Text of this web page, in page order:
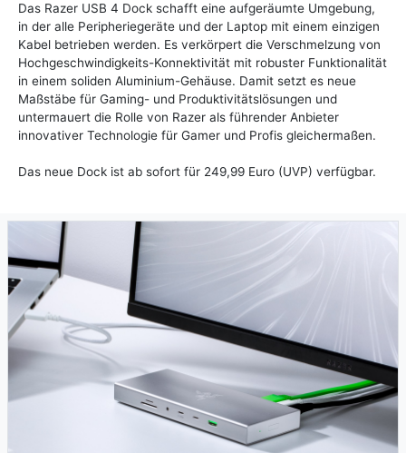
Das Razer USB 4 Dock schafft eine aufgeräumte Umgebung,
in der alle Peripheriegeräte und der Laptop mit einem einzigen
Kabel betrieben werden. Es verkörpert die Verschmelzung von
Hochgeschwindigkeits-Konnektivität mit robuster Funktionalität
in einem soliden Aluminium-Gehäuse. Damit setzt es neue
Maßstäbe für Gaming- und Produktivitätslösungen und
untermauert die Rolle von Razer als führender Anbieter
innovativer Technologie für Gamer und Profis gleichermaßen.
Das neue Dock ist ab sofort für 249,99 Euro (UVP) verfügbar.